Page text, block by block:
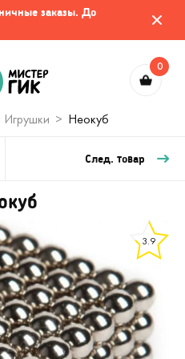
заказы. До
0
Игрушки Неокуб
След. товар
3.9